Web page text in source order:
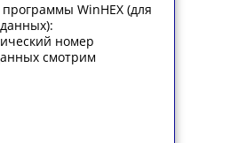
WinHEX (для
номер
смотрим